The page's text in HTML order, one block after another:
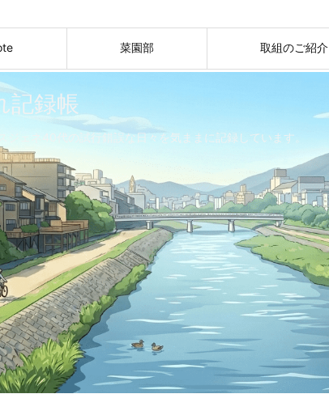
菜園部 取組のご紹介
記録帳
ェネ40代の試行錯誤な日々を気ままに記録しています。